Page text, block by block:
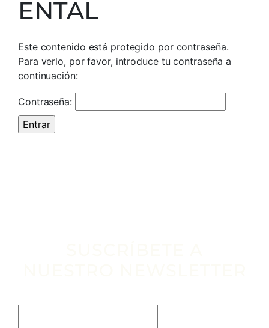
ENTAL
Este contenido está protegido por contraseña.
Para verlo, por favor, introduce tu contraseña a
continuación:
Contraseña: